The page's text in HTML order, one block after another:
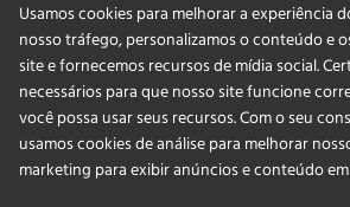
Usamos cookies para melhorar a experiência
nosso tráfego, personalizamos o conteúdo e
site e fornecemos recursos de mídia social.
necessários para que nosso site funcione
você possa usar seus recursos. Com o seu
usamos cookies de análise para melhorar
marketing para exibir anúncios e conteúdo
PRODUCTS
APLICAÇÕES
SERVIÇOS